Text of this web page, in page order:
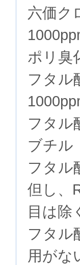
六価ク
ポリ臭
フタ
フタ
ブチル
フタル
但し、
目は除
フタル
用がな